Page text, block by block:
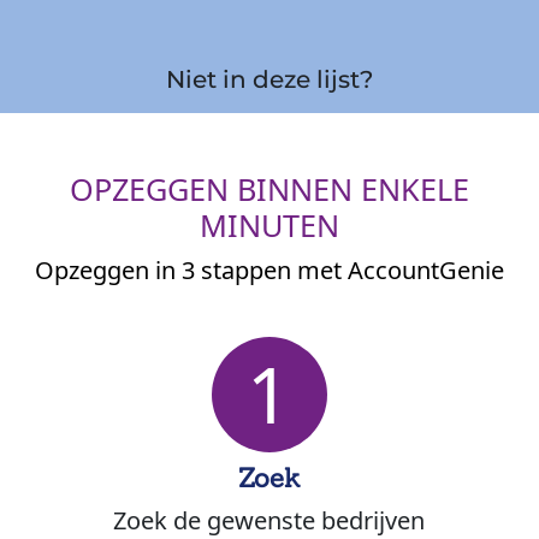
Niet in deze lijst?
OPZEGGEN BINNEN ENKELE
MINUTEN
Opzeggen in 3 stappen met AccountGenie
1
Zoek
Zoek de gewenste bedrijven